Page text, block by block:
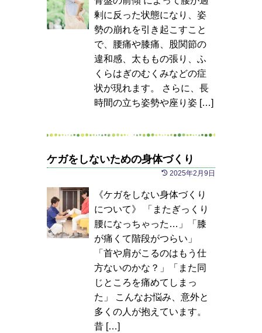
剰に反った状態になり、姿
勢の崩れを引き起こすこと
で、腰痛や膝痛、股関節の
違和感、太ももの張り、ふ
くらはぎのむくみなどの症
状が現れます。 さらに、長
時間の立ち姿勢や座り姿 […]
ケガをしないための身体づくり
2025年2月9日
《ケガをしない身体づくり
について》 「またぎっくり
腰になっちゃった…」「膝
が痛くて階段がつらい」
「首や肩がこるのはもう仕
方ないのかな？」「また同
じところを痛めてしまっ
た」 こんなお悩み、意外と
多くの人が抱えています。
昔 […]